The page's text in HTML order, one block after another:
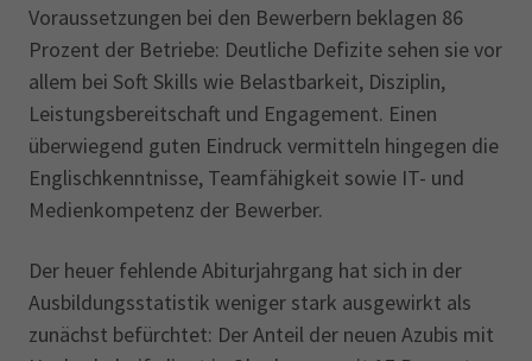
Voraussetzungen bei den Bewerbern beklagen 86
Prozent der Betriebe: Deutliche Defizite sehen sie vor
allem bei Soft Skills wie Belastbarkeit, Disziplin,
Leistungsbereitschaft und Engagement. Einen
überwiegend guten Eindruck vermitteln hingegen die
Englischkenntnisse, Teamfähigkeit sowie IT- und
Medienkompetenz der Bewerber.
Der heuer fehlende Abiturjahrgang hat sich in der
Ausbildungsstatistik weniger stark ausgewirkt als
zunächst befürchtet: Der Anteil der neuen Azubis mit